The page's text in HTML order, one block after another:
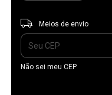
Entregas para o CEP:
Meios de envio
Não sei meu CEP